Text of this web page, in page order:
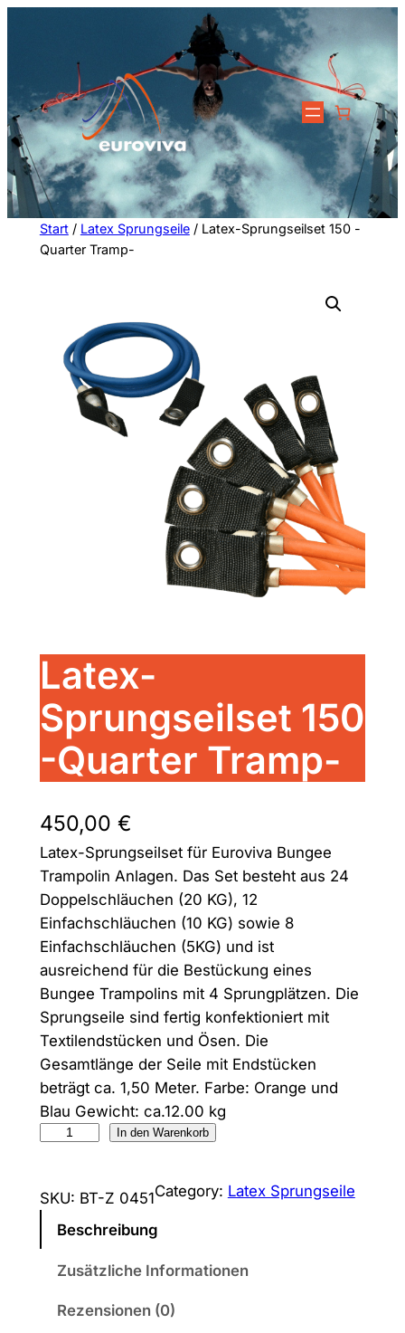
Start/ Latex Sprungseile/ Latex-Sprungseilset 150 -
Quarter Tramp-
Latex-
Sprungseilset 150
-Quarter Tramp-
450,00 €
Latex-Sprungseilset für Euroviva Bungee
Trampolin Anlagen. Das Set besteht aus 24
Doppelschläuchen (20 KG), 12
Einfachschläuchen (10 KG) sowie 8
Einfachschläuchen (5KG) und ist
ausreichend für die Bestückung eines
Bungee Trampolins mit 4 Sprungplätzen. Die
Sprungseile sind fertig konfektioniert mit
Textilendstücken und Ösen. Die
Gesamtlänge der Seile mit Endstücken
beträgt ca. 1,50 Meter. Farbe: Orange und
Blau Gewicht: ca.12.00 kg
e
-
In den Warenkorb
SKU: BT-Z 0451Category: Latex Sprungseile
Beschreibung
Zusätzliche Informationen
Rezensionen (0)